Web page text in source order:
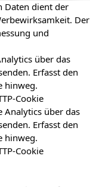
Daten dient der
Der
und
über das
Erfasst den
hinweg.
Cookie
Analytics über das
Erfasst den
hinweg.
Cookie